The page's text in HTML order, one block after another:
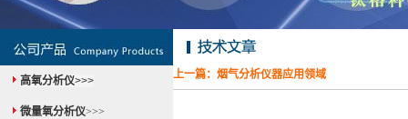
高氧分析仪>>>
微量氧分析仪>>>
上一篇： 烟气分析仪器应用领域